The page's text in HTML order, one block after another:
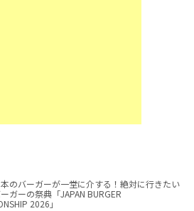
のバーガーが一堂に介する！絶対に行きたい
ガーの祭典「JAPAN BURGER
2026」